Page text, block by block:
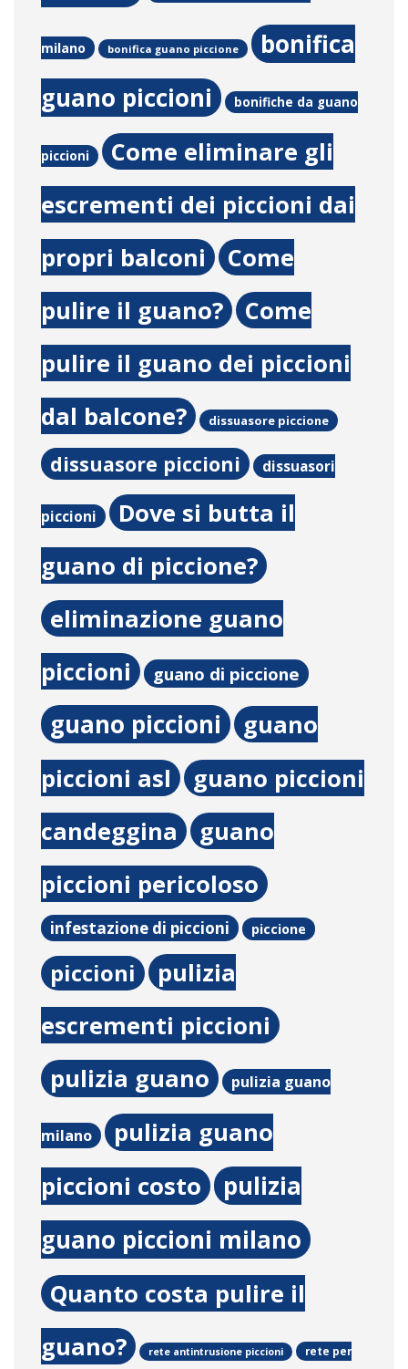
milano bonifica guano piccione
bonifica
guano piccioni
bonifiche da guano
piccioni
Come eliminare gli
escrementi dei piccioni dai
propri balconi
Come
pulire il guano?
Come
pulire il guano dei piccioni
dal balcone?
dissuasore piccione
dissuasore piccioni dissuasori
piccioni
Dove si butta il
guano di piccione?
eliminazione guano
piccioni
guano di piccione
guano piccioni
guano
piccioni asl
guano piccioni
candeggina
guano
piccioni pericoloso
infestazione di piccioni piccione
piccioni
pulizia
escrementi piccioni
pulizia guano pulizia guano
milano
pulizia guano
piccioni costo
pulizia
guano piccioni milano
Quanto costa pulire il
guano?
rete antintrusione piccioni rete per